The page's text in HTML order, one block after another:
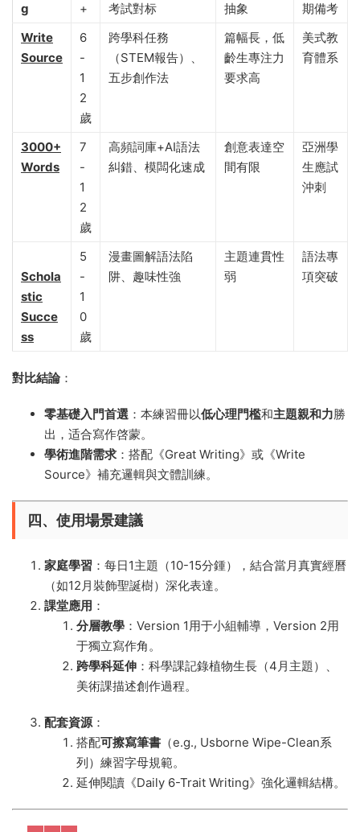
g
+
考試對标
抽象
期備考
Write
Source
6
-
1
2
歲
跨學科任務
（STEM報告）、
五步創作法
篇幅長，低
齡生專注力
要求高
美式教
育體系
3000+
Words
7
-
1
2
歲
高頻詞庫+AI語法
糾錯、模闆化速成
創意表達空
間有限
亞洲學
生應試
沖刺
Schola
stic
Succe
ss
5
-
1
0
歲
漫畫圖解語法陷
阱、趣味性強
主題連貫性
弱
語法專
項突破
對比結論​：
零基礎入門首選 ​：本練習冊以低心理門檻和主題親和力勝
出，适合寫作啓蒙。
學術進階需求 ​：搭配《Great Writing》或《Write
Source》補充邏輯與文體訓練。
四、使用場景建議
家庭學習 ​：每日1主題（10-15分鍾），結合當月真實經曆
（如12月裝飾聖誕樹）深化表達。
課堂應用 ​：
分層教學 ​：Version 1用于小組輔導，Version 2用
于獨立寫作角。
跨學科延伸 ​：科學課記錄植物生長（4月主題）、
美術課描述創作過程。
配套資源​：
搭配可擦寫筆書 ​（e.g., Usborne Wipe-Clean系
列）練習字母規範。
延伸閱讀《Daily 6-Trait Writing》強化邏輯結構。